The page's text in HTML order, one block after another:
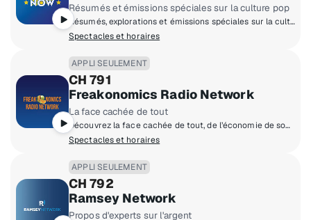
Résumés et émissions spéciales sur la culture pop
Résumés, explorations et émissions spéciales sur la culture pop, avec des aperçus et des guides sur les prochaines sorties.
Spectacles et horaires
APPLI SEULEMENT
CH 791
Freakonomics Radio Network
La face cachée de tout
Découvrez la face cachée de tout, de l’économie de sommeil à la façon d’exceller dans à peu près n’importe quoi.
Spectacles et horaires
APPLI SEULEMENT
CH 792
Ramsey Network
Propos d'experts sur l'argent